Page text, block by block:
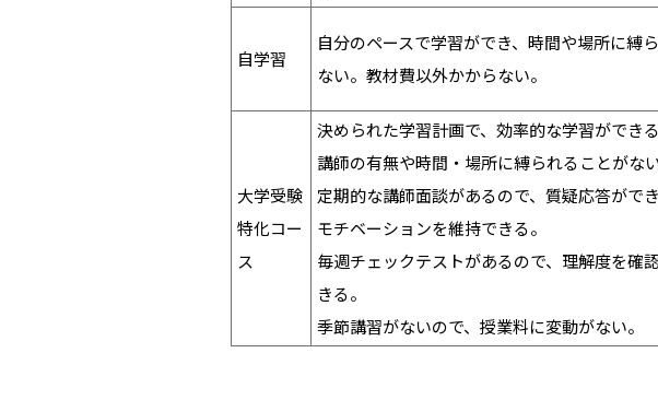
自学習
自分のペースで学習ができ、時間や場所に縛
ない。教材費以外かからない。
大学受験
特化コー
ス
決められた学習計画で、効率的な学習ができる
講師の有無や時間・場所に縛られることがない
定期的な講師面談があるので、質疑応答ができ
モチベーションを維持できる。
毎週チェックテストがあるので、理解度を確
きる。
季節講習がないので、授業料に変動がない。